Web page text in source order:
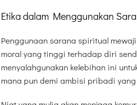
Etika dalam Menggunakan
Penggunaan sarana spiritual
moral yang tinggi terhadap diri
menyalahgunakan kelebihan ini
mana pun demi ambisi pribadi